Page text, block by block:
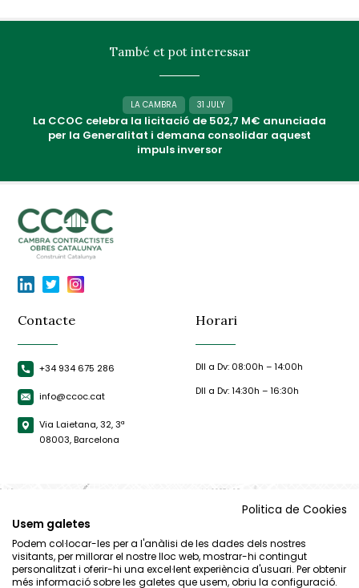
També et pot interessar
LA CAMBRA 31 JULY
La CCOC celebra la licitació de 502,7 M€ anunciada
per la Generalitat i demana consolidar aquest
impuls inversor
Contacte
+34 934 675 286
info@ccoc.cat
Via Laietana, 32, 3ª
08003, Barcelona
Horari
Dll a Dv: 08:00h – 14:00h
Dll a Dv: 14:30h – 16:30h
Politica de Cookies
Usem galetes
Podem col·locar-les per a l'anàlisi de les dades dels nostres
visitants, per millorar el nostre lloc web, mostrar-hi contingut
personalitzat i oferir-hi una excel·lent experiència d'usuari. Per obtenir
més informació sobre les galetes que usem, obriu la configuració.